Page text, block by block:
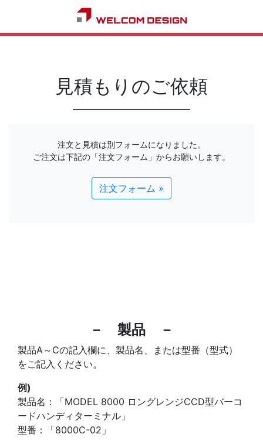
見積もりのご依頼
注文と見積は別フォームになりました。
ご注文は下記の「注文フォーム」からお願いします。
注文フォーム »
－ 製品 －
製品A～Cの記入欄に、製品名、または型番（型式）
をご記入ください。
例)
製品名：「MODEL 8000 ロングレンジCCD型バーコ
ードハンディターミナル」
型番：「8000C-02」